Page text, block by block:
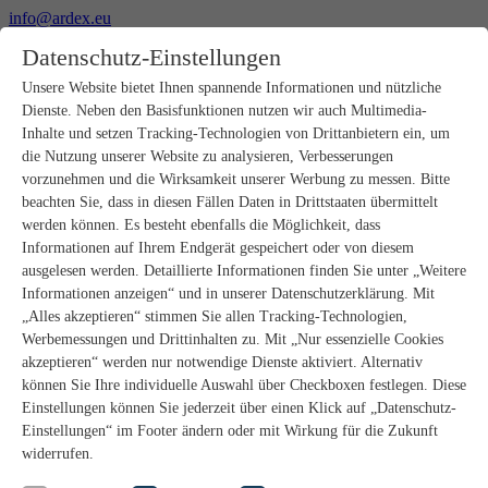
info@ardex.eu
Deutsch
Produkte
Produktübersicht
Rohbau
Estrichverlegung
Untergrundvorbereitung
Bodenspachtelmassen
Abdichtungen
Fliesenkleber
Fugenmörtel
Fugendichtstoffe
Montagekleber
Natursteinverlegung
Bodenbelags- und Parkettklebstoffe
Wandspachtelmassen
Zubehör
PANDOMO®
Datenschutz-Einstellungen
Unsere Website bietet Ihnen spannende Informationen und nützliche
Dienste. Neben den Basisfunktionen nutzen wir auch Multimedia-
Inhalte und setzen Tracking-Technologien von Drittanbietern ein, um
die Nutzung unserer Website zu analysieren, Verbesserungen
vorzunehmen und die Wirksamkeit unserer Werbung zu messen. Bitte
beachten Sie, dass in diesen Fällen Daten in Drittstaaten übermittelt
werden können. Es besteht ebenfalls die Möglichkeit, dass
Informationen auf Ihrem Endgerät gespeichert oder von diesem
ausgelesen werden. Detaillierte Informationen finden Sie unter „Weitere
Informationen anzeigen“ und in unserer Datenschutzerklärung. Mit
„Alles akzeptieren“ stimmen Sie allen Tracking-Technologien,
Werbemessungen und Drittinhalten zu. Mit „Nur essenzielle Cookies
akzeptieren“ werden nur notwendige Dienste aktiviert. Alternativ
können Sie Ihre individuelle Auswahl über Checkboxen festlegen. Diese
Einstellungen können Sie jederzeit über einen Klick auf „Datenschutz-
Einstellungen“ im Footer ändern oder mit Wirkung für die Zukunft
widerrufen.